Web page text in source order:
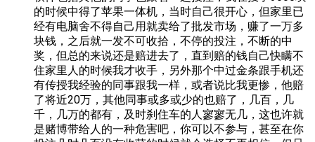
的时候中得了苹果一体机，当时自己很开心，但家里已
经有电脑舍不得自己用就卖给了批发市场，赚了一万多
块钱，之后就一发不可收拾，不停的投注，不断的中
奖，但总的来说还是赔进去了，直到赔的钱自己快瞒不
住家里人的时候我才收手，另外那个中过金条跟手机还
有传授我经验的同事跟我一样，或者说比我更惨，他赔
了将近20万，其他同事或多或少的也赔了，几百，几
千，几万的都有，及时刹住车的人寥寥无几，这也许就
是赌博带给人的一种危害吧，你可以不参与，甚至在你